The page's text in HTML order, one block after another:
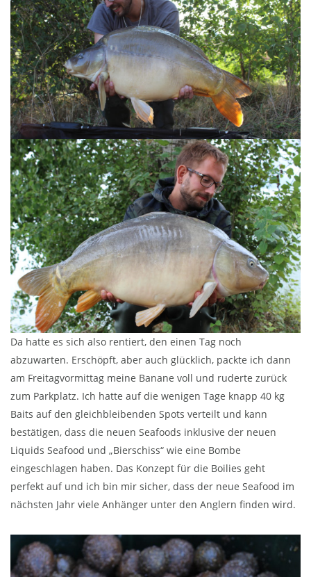
Da hatte es sich also rentiert, den einen Tag noch
abzuwarten. Erschöpft, aber auch glücklich, packte ich dann
am Freitagvormittag meine Banane voll und ruderte zurück
zum Parkplatz. Ich hatte auf die wenigen Tage knapp 40 kg
Baits auf den gleichbleibenden Spots verteilt und kann
bestätigen, dass die neuen Seafoods inklusive der neuen
Liquids Seafood und „Bierschiss“ wie eine Bombe
eingeschlagen haben. Das Konzept für die Boilies geht
perfekt auf und ich bin mir sicher, dass der neue Seafood im
nächsten Jahr viele Anhänger unter den Anglern finden wird.